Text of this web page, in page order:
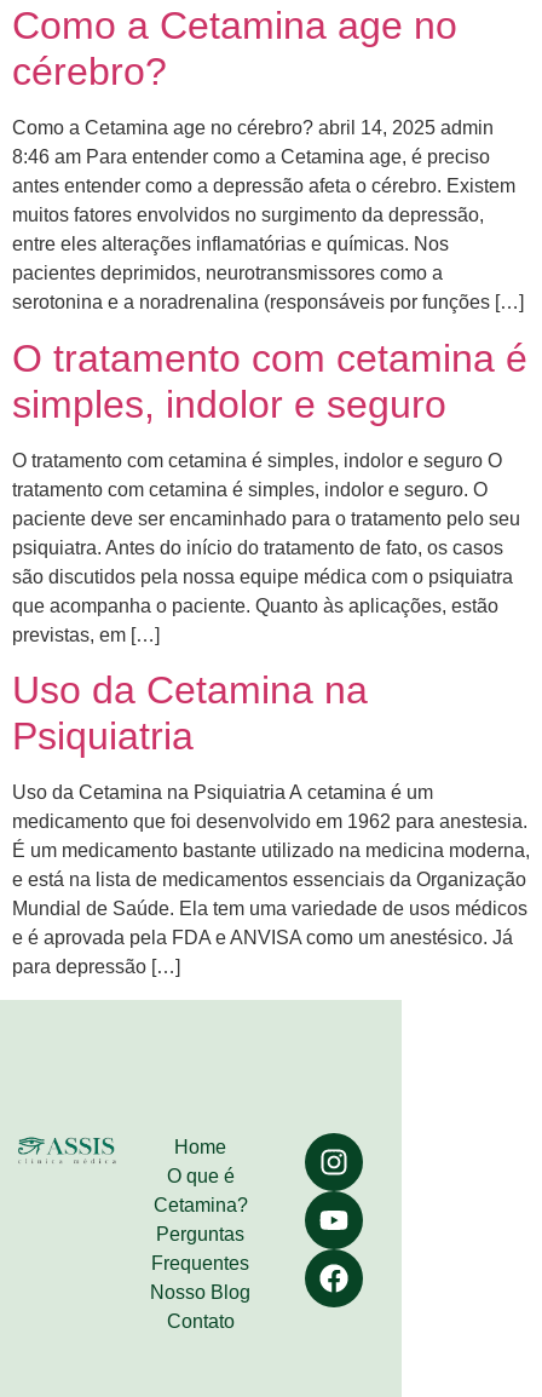
Como a Cetamina age no
cérebro?
Como a Cetamina age no cérebro? abril 14, 2025 admin
8:46 am Para entender como a Cetamina age, é preciso
antes entender como a depressão afeta o cérebro. ​Existem
muitos fatores envolvidos no surgimento da depressão,
entre eles alterações inflamatórias e químicas. Nos
pacientes deprimidos, neurotransmissores como a
serotonina e a noradrenalina (responsáveis por funções […]
O tratamento com cetamina é
simples, indolor e seguro
O tratamento com cetamina é simples, indolor e seguro O
tratamento com cetamina é simples, indolor e seguro. O
paciente deve ser encaminhado para o tratamento pelo seu
psiquiatra. Antes do início do tratamento de fato, os casos
são discutidos pela nossa equipe médica com o psiquiatra
que acompanha o paciente. ​Quanto às aplicações, estão
previstas, em […]
Uso da Cetamina na
Psiquiatria
Uso da Cetamina na Psiquiatria A cetamina é um
medicamento que foi desenvolvido em 1962 para anestesia.
É um medicamento bastante utilizado na medicina moderna,
e está na lista de medicamentos essenciais da Organização
Mundial de Saúde. Ela tem uma variedade de usos médicos
e é aprovada pela FDA e ANVISA como um anestésico. Já
para depressão […]
Home
O que é
Cetamina?
Perguntas
Frequentes
Nosso Blog
Contato